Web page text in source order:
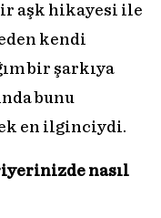
aşk hikayesi ile
kendi
bir şarkıya
bunu
en ilginciydi.
nasıl